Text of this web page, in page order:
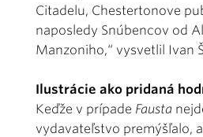
Citadelu, Chestertonove
naposledy Snúbencov od
Manzoniho,“ vysvetlil Ivan
Ilustrácie ako pridaná
Keďže v prípade Fausta
vydavateľstvo premýšľalo,